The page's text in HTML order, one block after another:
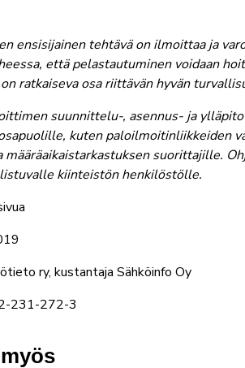
ensisijainen tehtävä on ilmoittaa ja
että pelastautuminen voidaan
ratkaiseva osa riittävän hyvän
suunnittelu-, asennus- ja
kuten paloilmoitinliikkeiden
määräaikaistarkastuksen suorittajille.
kiinteistön henkilöstölle.
ry, kustantaja Sähköinfo Oy
231-272-3